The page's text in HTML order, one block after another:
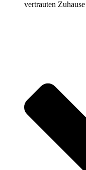
vertrauten Zuhause